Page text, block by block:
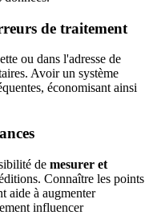
de traitement
ou dans l'adresse de
Avoir un système
économisant ainsi
de mesurer et
Connaître les points
aide à augmenter
influencer